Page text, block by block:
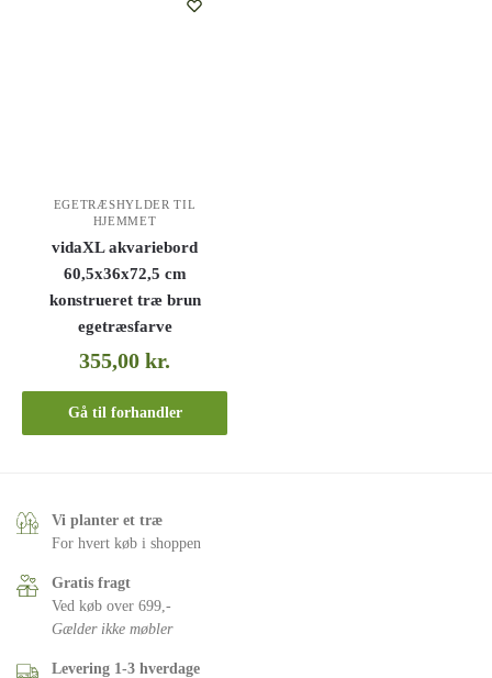
EGETRÆSHYLDER TIL
HJEMMET
vidaXL akvariebord
60,5x36x72,5 cm
konstrueret træ brun
egetræsfarve
355,00kr.
Gå til forhandler
Vi planter et træ
For hvert køb i shoppen
Gratis fragt
Ved køb over 699,-
Gælder ikke møbler
Levering 1-3 hverdage